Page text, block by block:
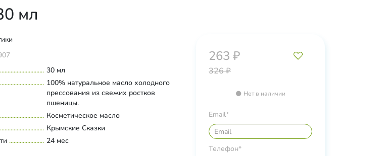
мл
30 мл
100% натуральное масло холодного
прессования из свежих ростков
пшеницы.
Косметическое масло
Крымские Сказки
24 мес
263 ₽
326 ₽
Нет в наличии
Email*
Телефон*